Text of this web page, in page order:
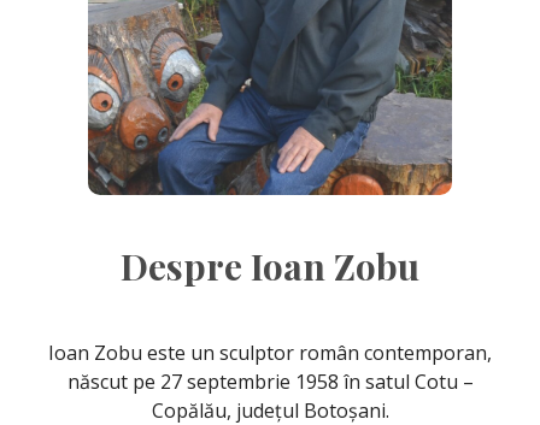
Despre Ioan Zobu
Ioan Zobu este un sculptor român contemporan,
născut pe 27 septembrie 1958 în satul Cotu –
Copălău, județul Botoșani.